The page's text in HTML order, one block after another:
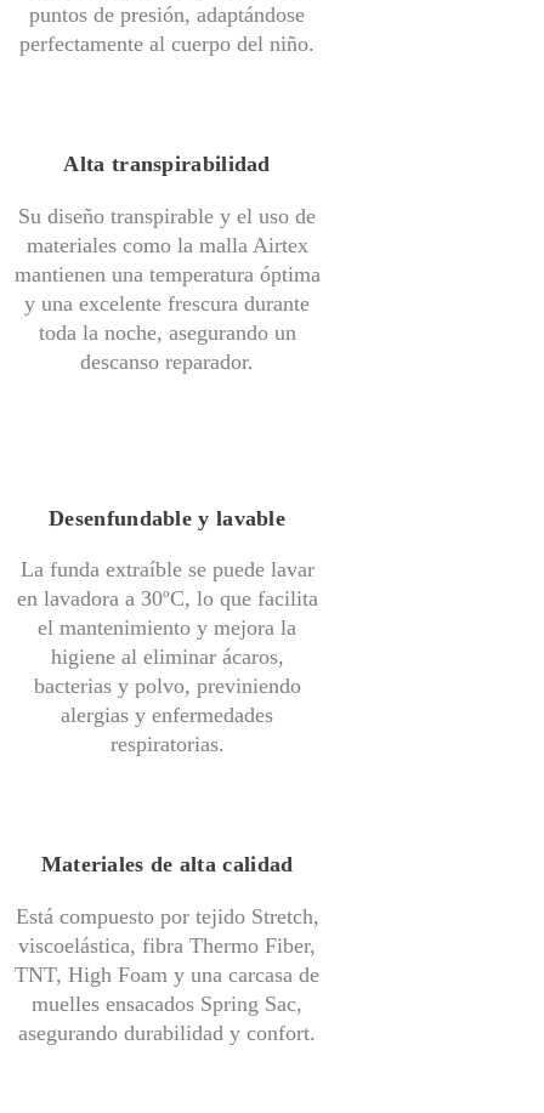
puntos de presión, adaptándose
perfectamente al cuerpo del niño.
Alta transpirabilidad
Su diseño transpirable y el uso de
materiales como la malla Airtex
mantienen una temperatura óptima
y una excelente frescura durante
toda la noche, asegurando un
descanso reparador.
Desenfundable y lavable
La funda extraíble se puede lavar
en lavadora a 30ºC, lo que facilita
el mantenimiento y mejora la
higiene al eliminar ácaros,
bacterias y polvo, previniendo
alergias y enfermedades
respiratorias.
Materiales de alta calidad
Está compuesto por tejido Stretch,
viscoelástica, fibra Thermo Fiber,
TNT, High Foam y una carcasa de
muelles ensacados Spring Sac,
asegurando durabilidad y confort.